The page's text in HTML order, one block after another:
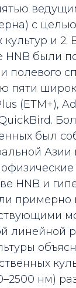
с
культур и
HNB были
полевого
(ETM+),
был
HNB и
линейной
нм)